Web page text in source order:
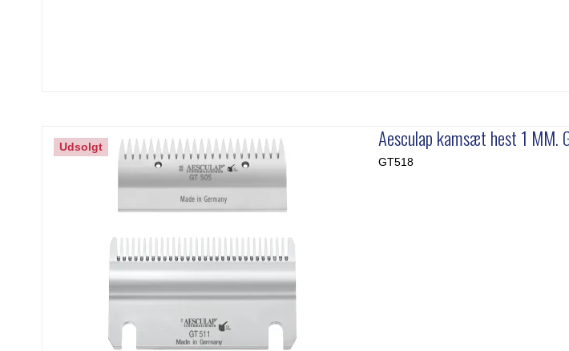
Udsolgt Aesculap kamsæt hest 1 MM.
GT518